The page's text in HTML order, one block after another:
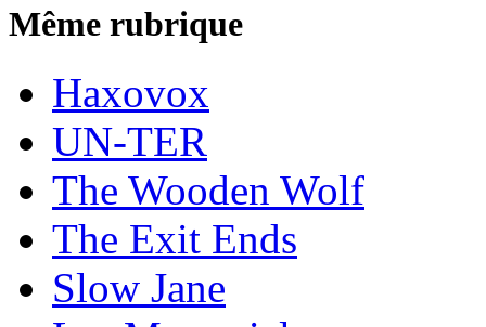
Même rubrique
Haxovox
UN-TER
The Wooden Wolf
The Exit Ends
Slow Jane